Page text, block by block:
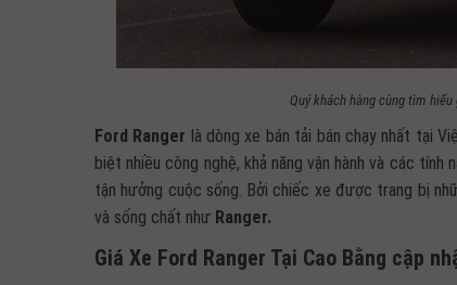
Quý khách hàng cùng tìm
Ford Ranger là dòng xe bán tải bán chạy nhất tại
biệt nhiều công nghệ, khả năng vận hành và các tính
tận hưởng cuộc sống. Bởi chiếc xe được trang bị
và sống chất như Ranger.
Giá Xe Ford Ranger Tại Cao Bằng cập